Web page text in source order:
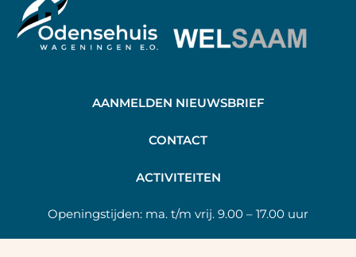
AANMELDEN NIEUWSBRIEF
CONTACT
ACTIVITEITEN
Openingstijden: ma. t/m vrij. 9.00 – 17.00 uur